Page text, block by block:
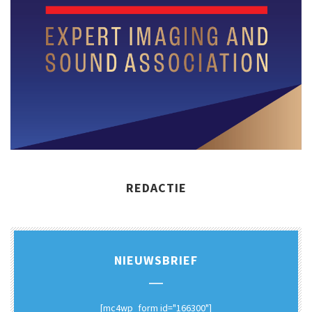
REDACTIE
NIEUWSBRIEF
[mc4wp_form id="166300"]